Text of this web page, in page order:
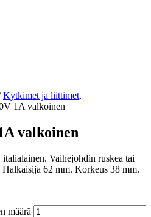
Kytkimet ja liittimet,
1A valkoinen
valkoinen
Vaihejohdin ruskea tai
62 mm. Korkeus 38 mm.
määrä